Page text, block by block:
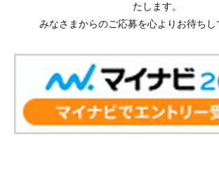
たします。
みなさまからのご応募を心よりお待ちし